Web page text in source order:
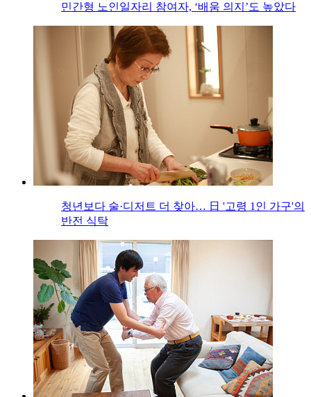
민간형 노인일자리 참여자, ‘배움 의지’도 높았다
청년보다 술·디저트 더 찾아… 日 '고령 1인 가구'의
반전 식탁